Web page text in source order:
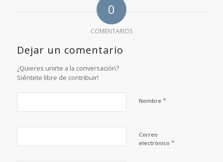
0
COMENTARIOS
Dejar un comentario
¿Quieres unirte a la conversación?
Siéntete libre de contribuir!
Nombre *
Correo
electrónico *